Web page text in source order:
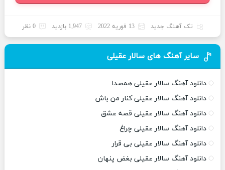
تک آهنگ جدید 13 فوریه 2022 1,947 بازدید 0 نظر
سایر آهنگ های سالار عقیلی
دانلود آهنگ سالار عقیلی همصدا
دانلود آهنگ سالار عقیلی کنار من باش
دانلود آهنگ سالار عقیلی قصه عشق
دانلود آهنگ سالار عقیلی چراغ
دانلود آهنگ سالار عقیلی بی قرار
دانلود آهنگ سالار عقیلی بغض پنهان